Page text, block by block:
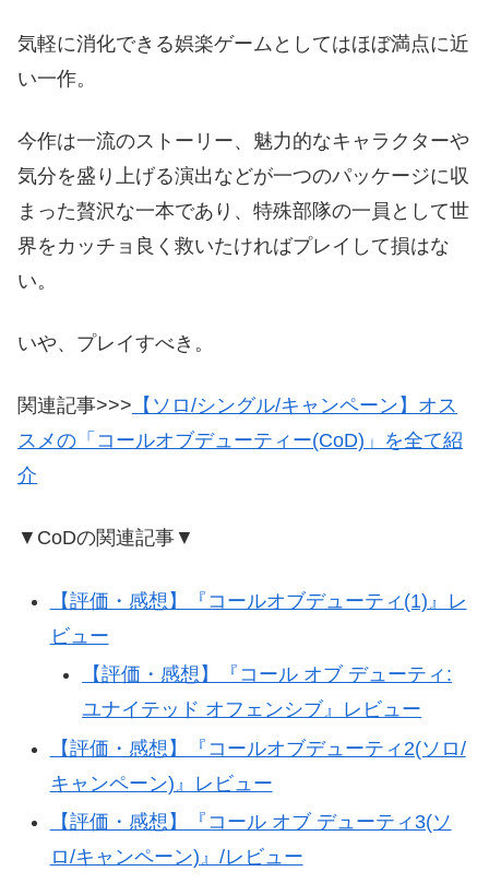
気軽に消化できる娯楽ゲームとしてはほぼ満点に近
い一作。
今作は一流のストーリー、魅力的なキャラクターや
気分を盛り上げる演出などが一つのパッケージに収
まった贅沢な一本であり、特殊部隊の一員として世
界をカッチョ良く救いたければプレイして損はな
い。
いや、プレイすべき。
関連記事>>> 【ソロ/シングル/キャンペーン】オス
スメの「コールオブデューティー(CoD)」を全て紹
介
▼CoDの関連記事▼
【評価・感想】『コールオブデューティ(1)』レ
ビュー
【評価・感想】『コール オブ デューティ:
ユナイテッド オフェンシブ』レビュー
【評価・感想】『コールオブデューティ2(ソロ/
キャンペーン)』レビュー
【評価・感想】『コール オブ デューティ3(ソ
ロ/キャンペーン)』/レビュー